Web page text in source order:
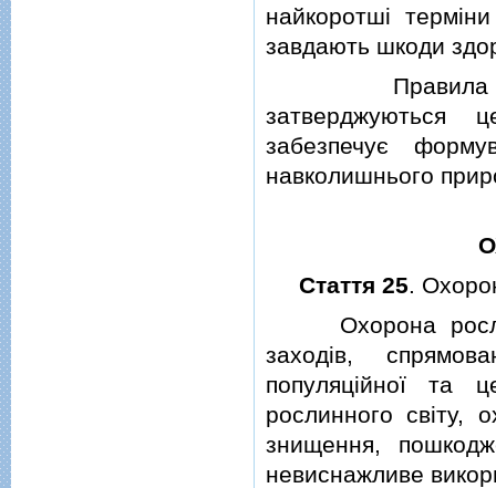
найкоротшi
завдають шкоди
Правила
затверджуються
забезпечує
навколишнього
Стаття 25.
Охорона
заходiв,
популяцiйної та
рослинного свiту,
знищення,
невиснажливе